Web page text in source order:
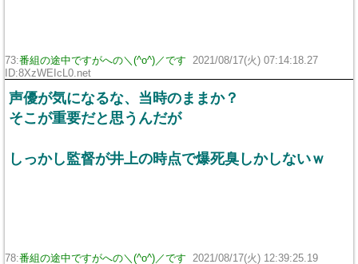
73:番組の途中ですがへの＼(^o^)／です
2021/08/17(火) 07:14:18.27
ID:8XzWEIcL0.net
声優が気になるな、当時のままか？
そこが重要だと思うんだが
しっかし監督が井上の時点で爆死臭しかしないｗ
78:番組の途中ですがへの＼(^o^)／です 2021/08/17(火) 12:39:25.19